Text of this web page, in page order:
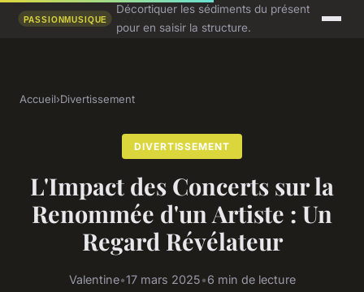
Décortiquer les sédiments du présent
pour en saisir la structure.
Accueil›Divertissement
DIVERTISSEMENT
L'Impact des Concerts sur la
Renommée d'un Artiste : Un
Regard Révélateur
Valentine•17 mars 2025•6 min de lecture